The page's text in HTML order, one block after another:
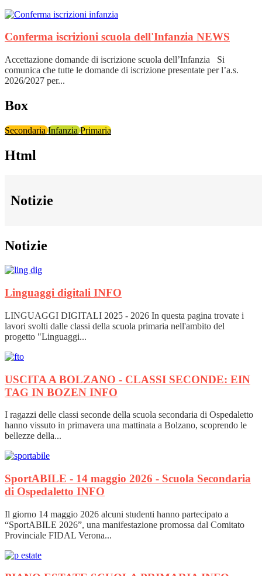
Conferma iscrizioni scuola dell'Infanzia NEWS
Accettazione domande di iscrizione scuola dell’Infanzia Si
comunica che tutte le domande di iscrizione presentate per l’a.s.
2026/2027 per...
Box
SecondariaInfanziaPrimaria
Html
Notizie
Notizie
Linguaggi digitali INFO
LINGUAGGI DIGITALI 2025 - 2026 In questa pagina trovate i
lavori svolti dalle classi della scuola primaria nell'ambito del
progetto "Linguaggi...
USCITA A BOLZANO - CLASSI SECONDE: EIN
TAG IN BOZEN INFO
I ragazzi delle classi seconde della scuola secondaria di Ospedaletto
hanno vissuto in primavera una mattinata a Bolzano, scoprendo le
bellezze della...
SportABILE - 14 maggio 2026 - Scuola Secondaria
di Ospedaletto INFO
Il giorno 14 maggio 2026 alcuni studenti hanno partecipato a
“SportABILE 2026”, una manifestazione promossa dal Comitato
Provinciale FIDAL Verona...